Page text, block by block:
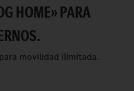
HOME» PARA
movilidad ilimitada.